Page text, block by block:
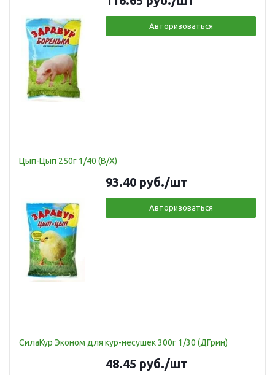
Авторизоваться
Цып-Цып 250г 1/40 (В/Х)
93.40 руб./шт
Авторизоваться
СилаКур Эконом для кур-несушек 300г 1/30 (ДГрин)
48.45 руб./шт